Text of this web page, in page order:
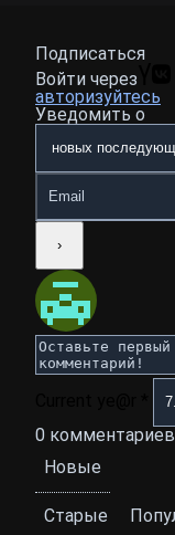
Подписаться
Войти через
авторизуйтесь
Уведомить о
0 комментариев
Новые
Старые